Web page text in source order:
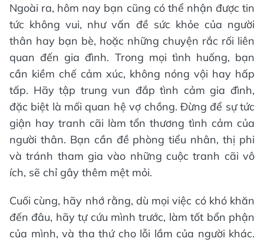
Ngoài ra, hôm nay bạn cũng có thể nhận được tin
tức không vui, như vấn đề sức khỏe của người
thân hay bạn bè, hoặc những chuyện rắc rối liên
quan đến gia đình. Trong mọi tình huống, bạn
cần kiềm chế cảm xúc, không nóng vội hay hấp
tấp. Hãy tập trung vun đắp tình cảm gia đình,
đặc biệt là mối quan hệ vợ chồng. Đừng để sự tức
giận hay tranh cãi làm tổn thương tình cảm của
người thân. Bạn cần đề phòng tiểu nhân, thị phi
và tránh tham gia vào những cuộc tranh cãi vô
ích, sẽ chỉ gây thêm mệt mỏi.
Cuối cùng, hãy nhớ rằng, dù mọi việc có khó khăn
đến đâu, hãy tự cứu mình trước, làm tốt bổn phận
của mình, và tha thứ cho lỗi lầm của người khác.